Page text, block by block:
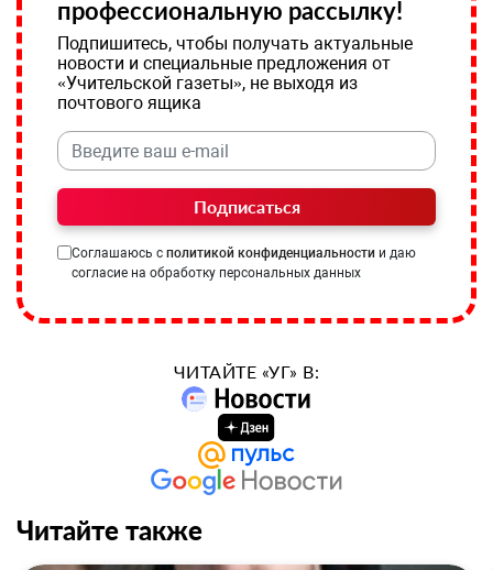
профессиональную рассылку!
Подпишитесь, чтобы получать актуальные
новости и специальные предложения от
«Учительской газеты», не выходя из
почтового ящика
Подписаться
Соглашаюсь с политикой конфиденциальности и даю
согласие на обработку персональных данных
ЧИТАЙТЕ «УГ» В:
Читайте также